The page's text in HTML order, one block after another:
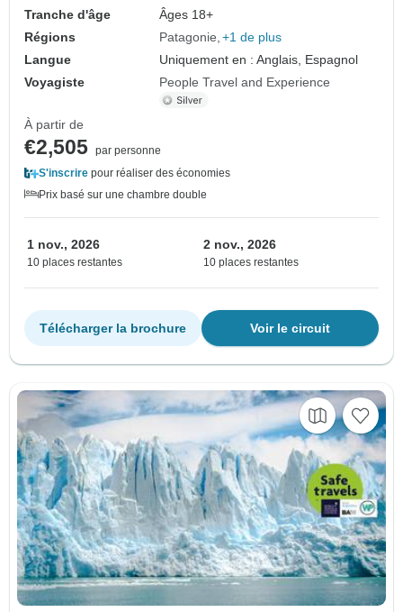
Tranche d'âge
Âges 18+
Régions
Patagonie +1 de plus
Langue
Uniquement en : Anglais, Espagnol
Voyagiste
People Travel and Experience
À partir de
€2,505 par personne
S'inscrire pour réaliser des économies
Prix basé sur une chambre double
1 nov., 2026
10 places restantes
2 nov., 2026
10 places restantes
Voir le circuit
Télécharger la brochure